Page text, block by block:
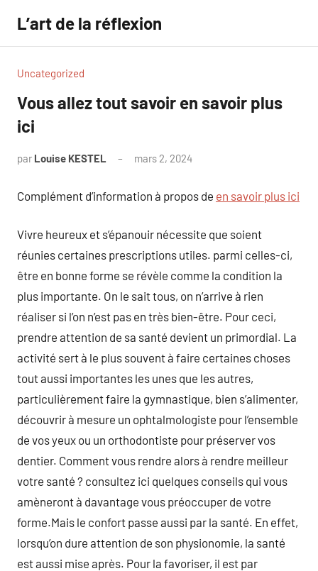
contenu
L’art de la réflexion
Uncategorized
Vous allez tout savoir en savoir plus
ici
par Louise KESTEL mars 2, 2024
Complément d’information à propos de en savoir plus ici
Vivre heureux et s’épanouir nécessite que soient
réunies certaines prescriptions utiles. parmi celles-ci,
être en bonne forme se révèle comme la condition la
plus importante. On le sait tous, on n’arrive à rien
réaliser si l’on n’est pas en très bien-être. Pour ceci,
prendre attention de sa santé devient un primordial. La
activité sert à le plus souvent à faire certaines choses
tout aussi importantes les unes que les autres,
particulièrement faire la gymnastique, bien s’alimenter,
découvrir à mesure un ophtalmologiste pour l’ensemble
de vos yeux ou un orthodontiste pour préserver vos
dentier. Comment vous rendre alors à rendre meilleur
votre santé ? consultez ici quelques conseils qui vous
amèneront à davantage vous préoccuper de votre
forme.Mais le confort passe aussi par la santé. En effet,
lorsqu’on dure attention de son physionomie, la santé
est aussi mise après. Pour la favoriser, il est par